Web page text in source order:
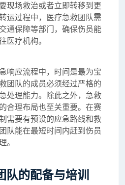
现场救治或者立即转移到更
运过程中，医疗急救团队需
通保障等部门，确保伤员能
医疗机构。
响应流程中，时间是最为宝
团队的成员必须经过严格的
处理能力。除此之外，急救
合理布局也至关重要。在赛
需要有预设的应急路线和救
队能在最短时间内赶到伤员
。
队的配备与培训